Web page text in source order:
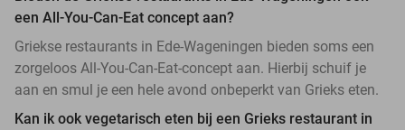
een All-You-Can-Eat concept aan?
Griekse restaurants in Ede-Wageningen bieden soms een
zorgeloos All-You-Can-Eat-concept aan. Hierbij schuif je
aan en smul je een hele avond onbeperkt van Grieks eten.
Kan ik ook vegetarisch eten bij een Grieks restaurant in